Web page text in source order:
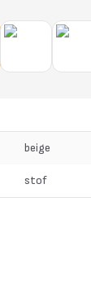
beige
stof